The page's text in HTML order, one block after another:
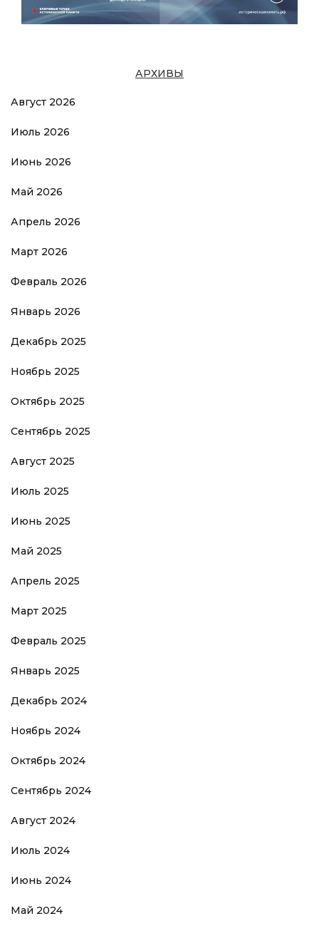
АРХИВЫ
Август 2026
Июль 2026
Июнь 2026
Май 2026
Апрель 2026
Март 2026
Февраль 2026
Январь 2026
Декабрь 2025
Ноябрь 2025
Октябрь 2025
Сентябрь 2025
Август 2025
Июль 2025
Июнь 2025
Май 2025
Апрель 2025
Март 2025
Февраль 2025
Январь 2025
Декабрь 2024
Ноябрь 2024
Октябрь 2024
Сентябрь 2024
Август 2024
Июль 2024
Июнь 2024
Май 2024